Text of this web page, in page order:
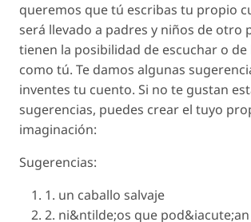
queremos que tú escribas tu propio
será llevado a padres y niños de otro
tienen la posibilidad de escuchar o
como tú. Te damos algunas
inventes tu cuento. Si no te gustan
sugerencias, puedes crear el tuyo
imaginación:
Sugerencias:
1. un caballo salvaje
2. ni&ntilde;os que